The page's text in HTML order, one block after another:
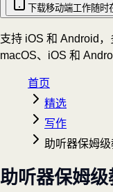
下载移动端工作随时
支持 iOS 和 Android
macOS、iOS 和
首页
精选
写作
助听器保姆级
助听器保姆